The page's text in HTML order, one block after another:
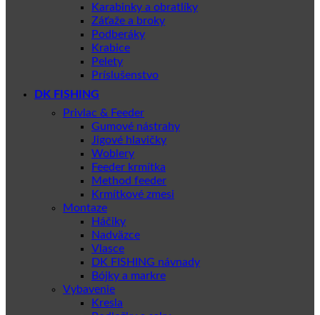
Karabinky a obratlíky
Záťaže a broky
Podberáky
Krabice
Pelety
Príslušenstvo
DK FISHING
Privlac & Feeder
Gumové nástrahy
Jigové hlavičky
Woblery
Feeder krmítka
Method feeder
Krmítkové zmesi
Montaze
Háčiky
Nadväzce
Vlasce
DK FISHING návnady
Bójky a markre
Vybavenie
Kresla